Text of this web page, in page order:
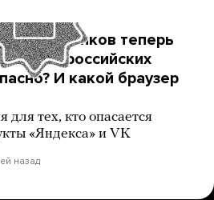
банков теперь
в российских
И какой браузер
для тех, кто опасается
«Яндекса» и VK
назад